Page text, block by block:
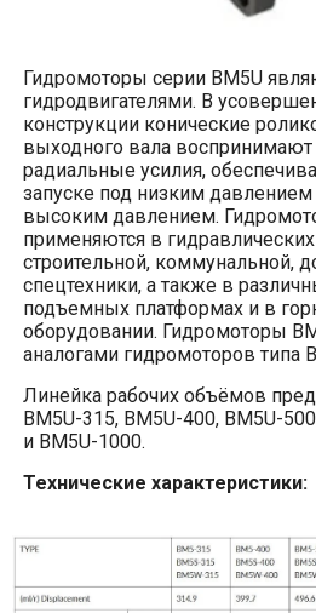
Гидромоторы серии BM5U
гидродвигателями. В
конструкции конические
выходного вала
радиальные усилия,
запуске под низким давлением
высоким давлением.
применяются в
строительной, коммунальной,
спецтехники, а также в
подъемных платформах и в
оборудовании. Гидромоторы
аналогами гидромоторов типа
Линейка рабочих объёмов
BM5U-315, BM5U-400, BM5U-
и BM5U-1000.
Технические характеристики: